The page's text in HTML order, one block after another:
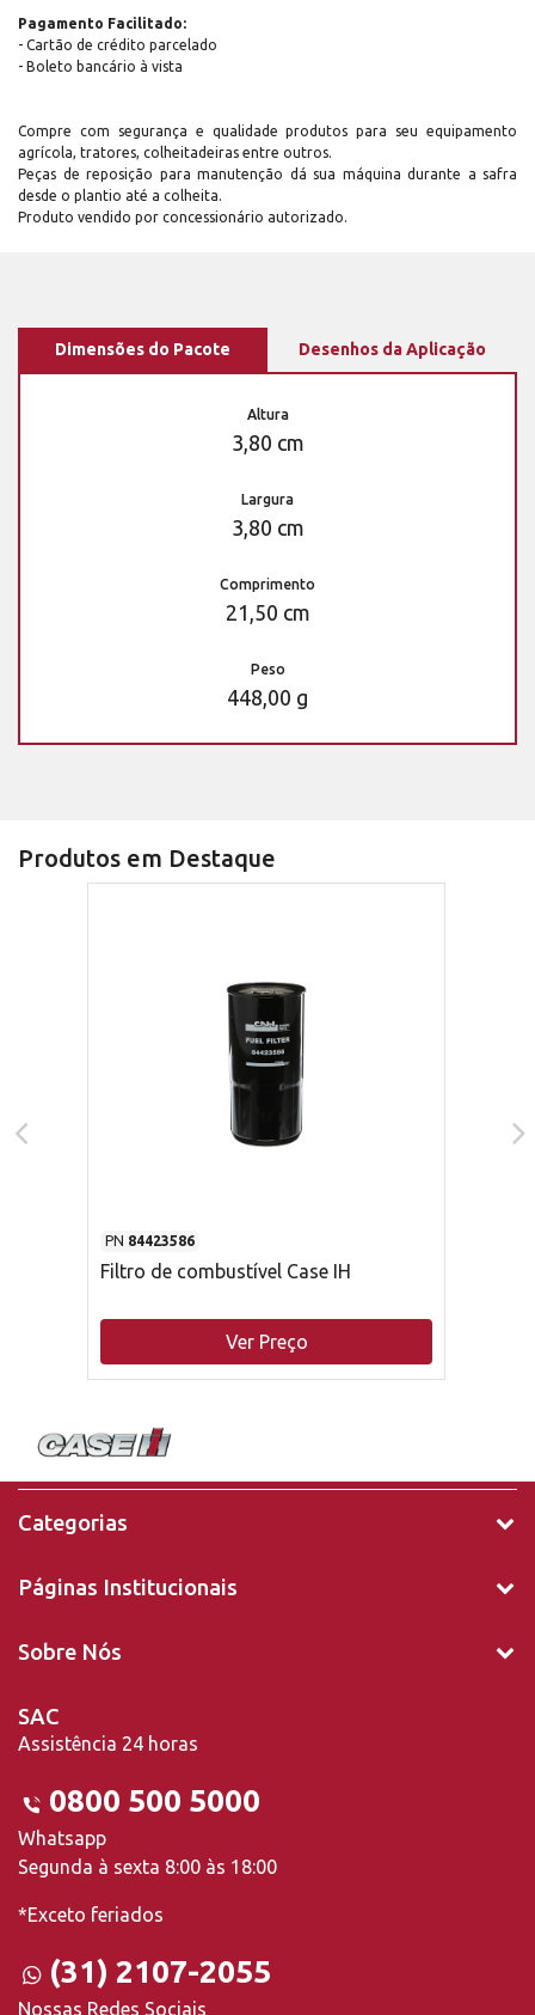
Pagamento Facilitado:
- Cartão de crédito parcelado
- Boleto bancário à vista
Compre com segurança e qualidade produtos para seu equipamento
agrícola, tratores, colheitadeiras entre outros.
Peças de reposição para manutenção dá sua máquina durante a safra
desde o plantio até a colheita.
Produto vendido por concessionário autorizado.
Dimensões do Pacote Desenhos da Aplicação
Altura
3,80 cm
Largura
3,80 cm
Comprimento
21,50 cm
Peso
448,00 g
Produtos em Destaque
PN 84423586
Filtro de combustível Case IH
Ver Preço
Categorias
Páginas Institucionais
Sobre Nós
SAC
Assistência 24 horas
0800 500 5000
Whatsapp
Segunda à sexta 8:00 às 18:00
*Exceto feriados
(31) 2107-2055
Nossas Redes Sociais